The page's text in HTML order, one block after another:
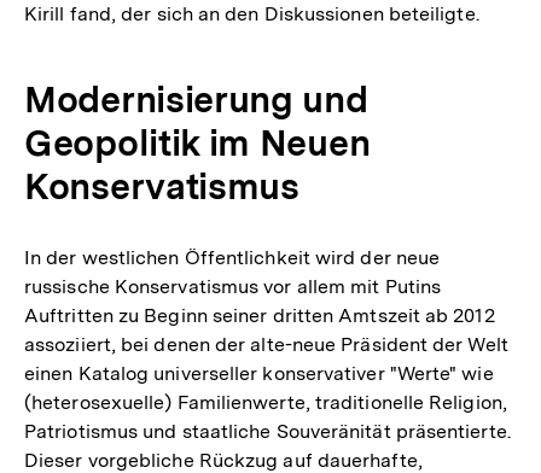
Kirill fand, der sich an den Diskussionen beteiligte.
Modernisierung und
Geopolitik im Neuen
Konservatismus
In der westlichen Öffentlichkeit wird der neue
russische Konservatismus vor allem mit Putins
Auftritten zu Beginn seiner dritten Amtszeit ab 2012
assoziiert, bei denen der alte-neue Präsident der Welt
einen Katalog universeller konservativer "Werte" wie
(heterosexuelle) Familienwerte, traditionelle Religion,
Patriotismus und staatliche Souveränität präsentierte.
Dieser vorgebliche Rückzug auf dauerhafte,